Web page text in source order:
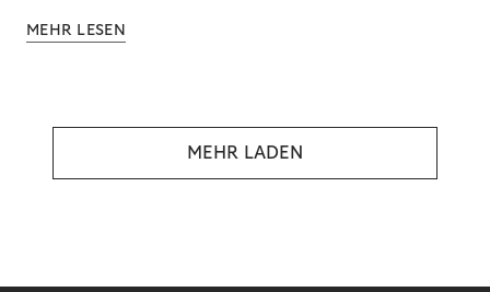
MEHR LESEN
MEHR LADEN